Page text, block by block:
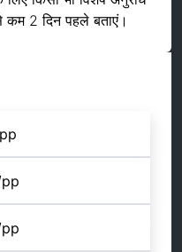
2 दिन पहले बताएं।